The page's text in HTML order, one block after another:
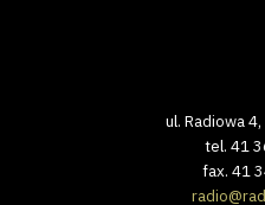
ul. Radiowa
tel. 41
fax. 41